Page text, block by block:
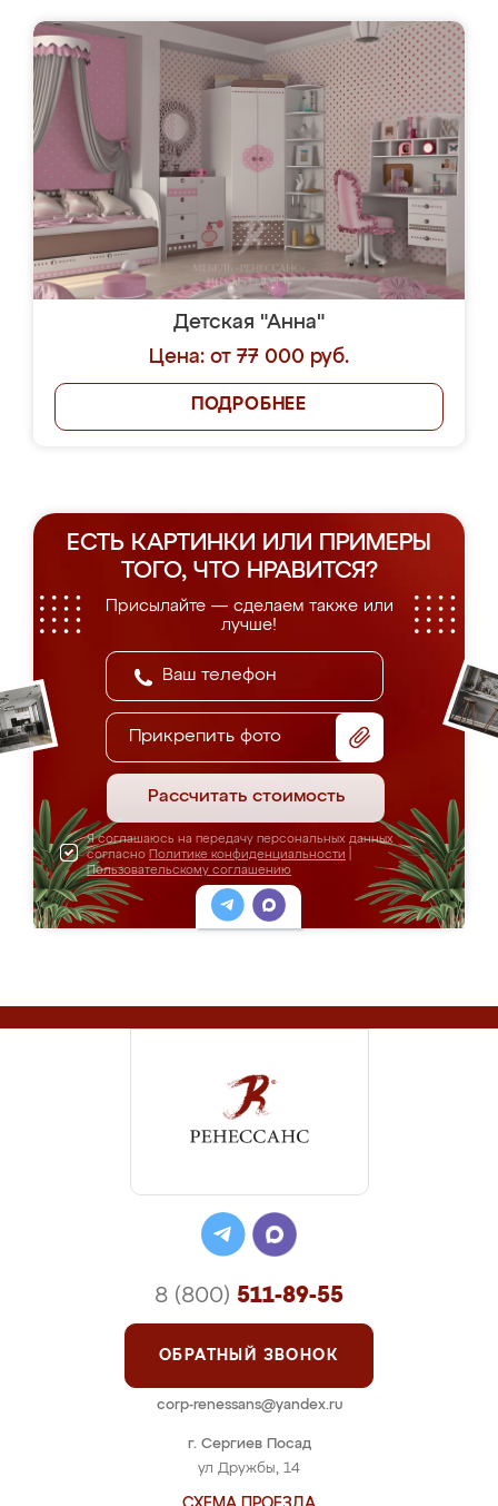
Детская "Анна"
Цена: от 77 000 руб.
ПОДРОБНЕЕ
ЕСТЬ КАРТИНКИ ИЛИ ПРИМЕРЫ
ТОГО, ЧТО НРАВИТСЯ?
Присылайте — сделаем также или
лучше!
Прикрепить фото
Рассчитать стоимость
Я соглашаюсь на передачу персональных данных
согласно Политике конфиденциальности
Пользовательскому соглашению
г. Сергиев Посад
ул Дружбы, 14
8 (800) 511-89-55
ОБРАТНЫЙ ЗВОНОК
corp-renessans@yandex.ru